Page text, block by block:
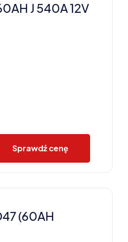
J 540A 12V
Sprawdź cenę
(60AH